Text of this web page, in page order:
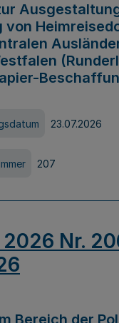
23.07.2026
207
2026 Nr.
Bereich der